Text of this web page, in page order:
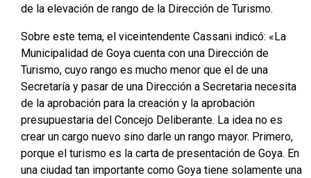
de la elevación de rango de la Dirección de Turismo.
Sobre este tema, el viceintendente Cassani indicó: «La
Municipalidad de Goya cuenta con una Dirección de
Turismo, cuyo rango es mucho menor que el de una
Secretaría y pasar de una Dirección a Secretaria necesita
de la aprobación para la creación y la aprobación
presupuestaria del Concejo Deliberante. La idea no es
crear un cargo nuevo sino darle un rango mayor. Primero,
porque el turismo es la carta de presentación de Goya. En
una ciudad tan importante como Goya tiene solamente una